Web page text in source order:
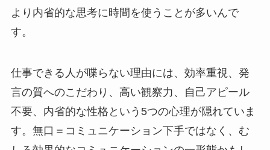
より内省的な思考に時間を使うことが多いんで
す。
仕事できる人が喋らない理由には、効率重視、発
言の質へのこだわり、高い観察力、自己アピール
不要、内省的な性格という5つの心理が隠れていま
す。無口＝コミュニケーション下手ではなく、む